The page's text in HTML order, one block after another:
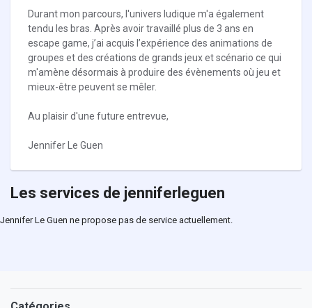
Durant mon parcours, l'univers ludique m'a également
tendu les bras. Après avoir travaillé plus de 3 ans en
escape game, j’ai acquis l’expérience des animations de
groupes et des créations de grands jeux et scénario ce qui
m'amène désormais à produire des évènements où jeu et
mieux-être peuvent se mêler.
Au plaisir d'une future entrevue,
Jennifer Le Guen
Les services de jenniferleguen
Jennifer Le Guen ne propose pas de service actuellement.